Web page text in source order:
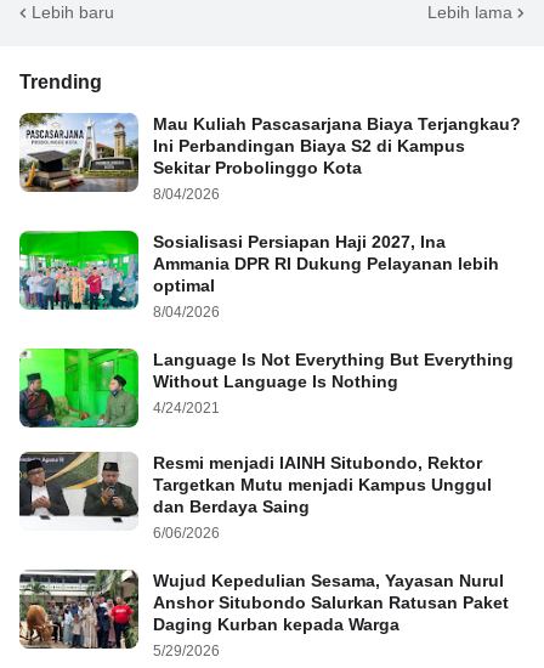
Lebih baru Lebih lama
Trending
Mau Kuliah Pascasarjana Biaya Terjangkau?
Ini Perbandingan Biaya S2 di Kampus
Sekitar Probolinggo Kota
8/04/2026
Sosialisasi Persiapan Haji 2027, Ina
Ammania DPR RI Dukung Pelayanan lebih
optimal
8/04/2026
Language Is Not Everything But Everything
Without Language Is Nothing
4/24/2021
Resmi menjadi IAINH Situbondo, Rektor
Targetkan Mutu menjadi Kampus Unggul
dan Berdaya Saing
6/06/2026
Wujud Kepedulian Sesama, Yayasan Nurul
Anshor Situbondo Salurkan Ratusan Paket
Daging Kurban kepada Warga
5/29/2026